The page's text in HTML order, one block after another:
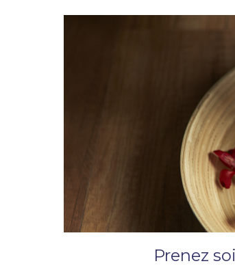
Prenez